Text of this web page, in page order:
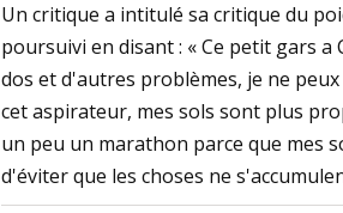
Un critique a intitulé sa critique du
poursuivi en disant : « Ce petit gars a
dos et d'autres problèmes, je ne
cet aspirateur, mes sols sont plus
un peu un marathon parce que mes
d'éviter que les choses ne